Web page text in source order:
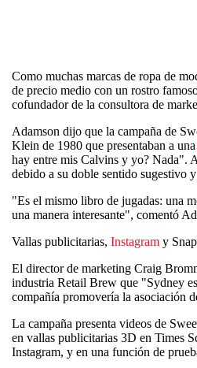
Como muchas marcas de ropa de
de precio medio con un rostro
cofundador de la consultora de
Adamson dijo que la campaña de
Klein de 1980 que presentaban a una
hay entre mis Calvins y yo? Nada".
debido a su doble sentido sugestivo
"Es el mismo libro de jugadas: una
una manera interesante", comentó
Vallas publicitarias, Instagram y
El director de marketing Craig
industria Retail Brew que "Sydney
compañía promovería la asociación
La campaña presenta videos de
en vallas publicitarias 3D en Times
Instagram, y en una función de